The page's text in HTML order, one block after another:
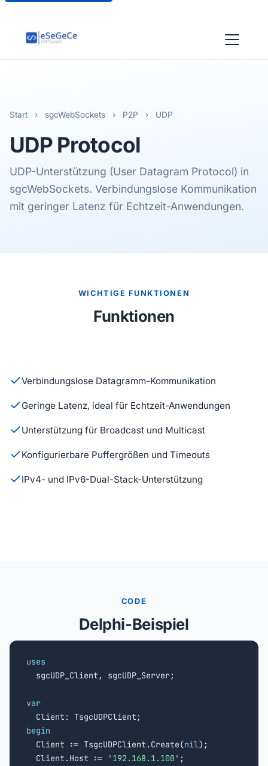
Start › sgcWebSockets › P2P › UDP
UDPProtocol
UDP-Unterstützung (User Datagram Protocol) in
sgcWebSockets. Verbindungslose Kommunikation
mit geringer Latenz für Echtzeit-Anwendungen.
WICHTIGE FUNKTIONEN
Funktionen
Verbindungslose Datagramm-Kommunikation
Geringe Latenz, ideal für Echtzeit-Anwendungen
Unterstützung für Broadcast und Multicast
Konfigurierbare Puffergrößen und Timeouts
IPv4- und IPv6-Dual-Stack-Unterstützung
CODE
Delphi-Beispiel
uses
sgcUDP_Client, sgcUDP_Server;
var
begin
Client := TsgcUDPClient.Create(nil);
  Client.Host :=
'192.168.1.100' ;